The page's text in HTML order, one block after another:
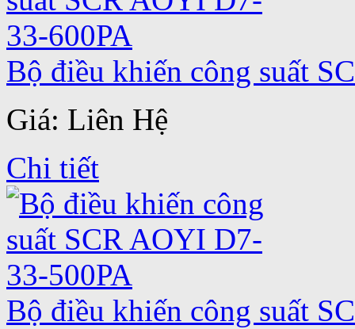
Bộ điều khiến công suất
Giá: Liên Hệ
Chi tiết
Bộ điều khiến công suất